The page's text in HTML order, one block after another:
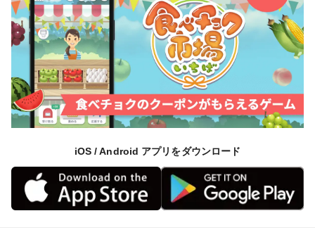
iOS / Android アプリをダウンロード